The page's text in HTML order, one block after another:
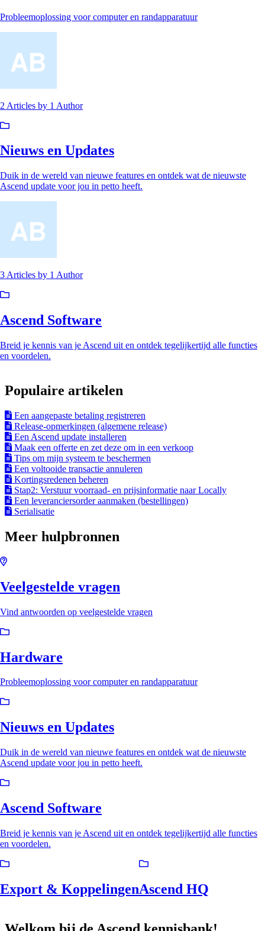
Probleemoplossing voor computer en randapparatuur
2 Articles by 1 Author
Nieuws en Updates
Duik in de wereld van nieuwe features en ontdek wat de nieuwste
Ascend update voor jou in petto heeft.
3 Articles by 1 Author
Ascend Software
Breid je kennis van je Ascend uit en ontdek tegelijkertijd alle functies
en voordelen.
Populaire artikelen
Een aangepaste betaling registreren
Release-opmerkingen (algemene release)
Een Ascend update installeren
Maak een offerte en zet deze om in een verkoop
Tips om mijn systeem te beschermen
Een voltooide transactie annuleren
Kortingsredenen beheren
Stap2: Verstuur voorraad- en prijsinformatie naar Locally
Een leveranciersorder aanmaken (bestellingen)
Serialisatie
Meer hulpbronnen
Veelgestelde vragen
Vind antwoorden op veelgestelde vragen
Hardware
Probleemoplossing voor computer en randapparatuur
Nieuws en Updates
Duik in de wereld van nieuwe features en ontdek wat de nieuwste
Ascend update voor jou in petto heeft.
Ascend Software
Breid je kennis van je Ascend uit en ontdek tegelijkertijd alle functies
en voordelen.
Export & KoppelingenAscend HQ